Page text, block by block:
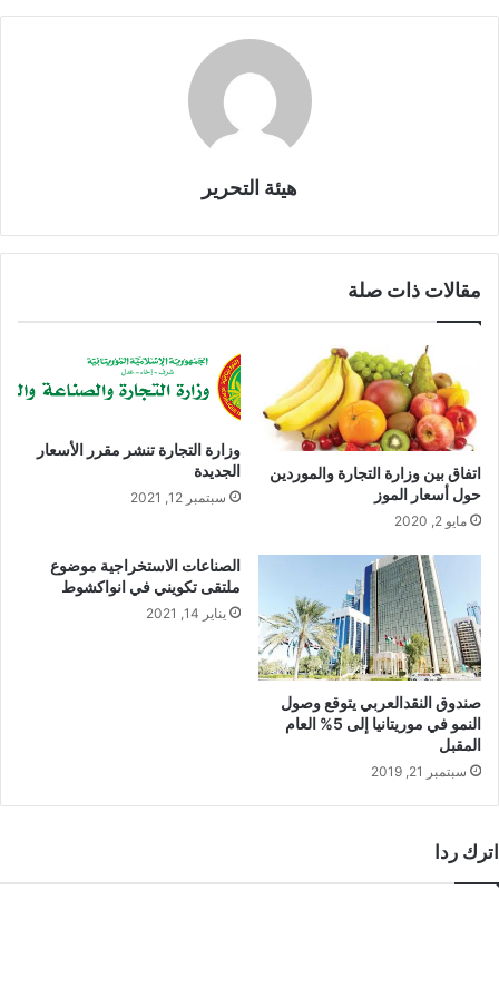
هيئة التحرير
مقالات ذات صلة
اتفاق بين وزارة التجارة والموردين
حول أسعار الموز
مايو 2, 2020
وزارة التجارة تنشر مقرر الأسعار
الجديدة
سبتمبر 12, 2021
صندوق النقدالعربي يتوقع وصول
النمو في موريتانيا إلى 5% العام
المقبل
سبتمبر 21, 2019
الصناعات الاستخراجية موضوع
ملتقى تكويني في انواكشوط
يناير 14, 2021
اترك ردا